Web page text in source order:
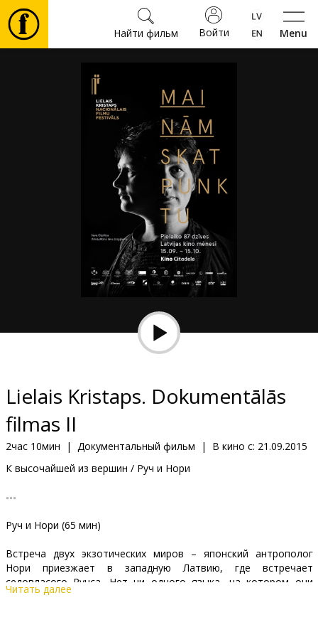
Menu
Войти
Найти фильм
Мероприятия
Клуб
Lielais Kristaps. Dokumentālās
filmas II
2час 10мин | Документальный фильм | В кино с: 21.09.2015
К высочайшей из вершин / Руч и Нори
---
Руч и Нори (65 мин)
Встреча двух экзотических миров – японский антрополог
Нори приезжает в западную Латвию, где встречает
седовласого Ручса. Нет ни одного языка, на котором они
могли бы общаться, зато Ручс поет. Родственным душам
Читать далее